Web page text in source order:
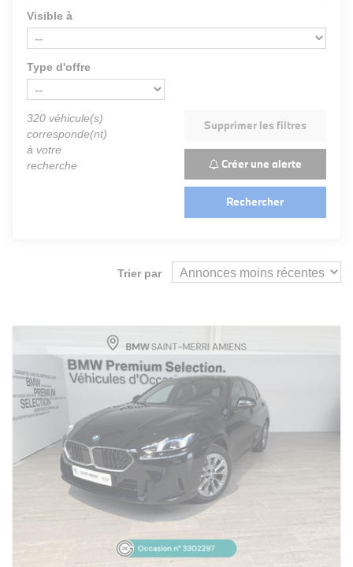
Visible à
Type d'offre
320 véhicule(s)
corresponde(nt)
à votre
recherche
Supprimer les filtres
Créer une alerte
Rechercher
Trier par